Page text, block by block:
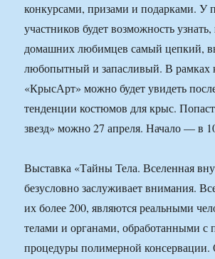
конкурсами, призами и подарками. У
участников будет возможность
домашних любимцев самый цепкий,
любопытный и запасливый. В рамках
«КрысАрт» можно будет увидеть
тенденции костюмов для крыс.
звезд» можно 27 апреля. Начало — в
Выставка «Тайны Тела. Вселенная
безусловно заслуживает внимания.
их более 200, являются реальными
телами и органами, обработанными
процедуры полимерной